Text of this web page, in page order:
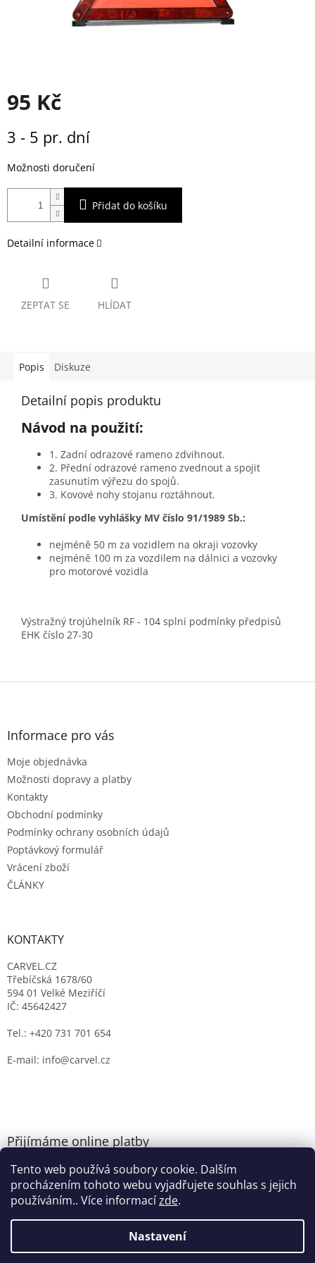
Tento web používá soubory cookie. Dalším
procházením tohoto webu vyjadřujete souhlas s jejich
používáním.. Více informacízde.
Nastavení
95 Kč
cena:
3 - 5 pr. dní
Možnosti doručení
Přidat do košíku
Detailní informace
ZEPTAT SE HLÍDAT
Popis Diskuze
Detailní popis produktu
Návod na použití:
1. Zadní odrazové rameno zdvihnout.
2. Přední odrazové rameno zvednout a spojit
zasunutím výřezu do spojů.
3. Kovové nohy stojanu roztáhnout.
Umístění podle vyhlášky MV číslo 91/1989 Sb.:
nejméně 50 m za vozidlem na okraji vozovky
nejméně 100 m za vozdilem na dálnici a vozovky
pro motorové vozidla
Výstražný trojúhelník RF - 104 splní podmínky předpisů
EHK číslo 27-30
Z
Informace pro vás
Moje objednávka
Možnosti dopravy a platby
Kontakty
Obchodní podmínky
Podmínky ochrany osobních údajů
Poptávkový formulář
Vrácení zboží
ČLÁNKY
KONTAKTY
CARVEL.CZ
Třebíčská 1678/60
594 01 Velké Meziříčí
IČ: 45642427
Tel.: +420 731 701 654
E-mail: info@carvel.cz
Přijímáme online platby
Vytvořil Shoptet